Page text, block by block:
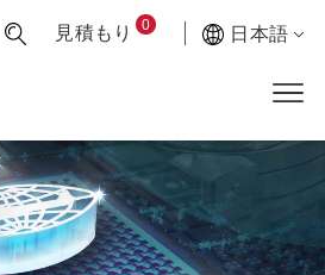
見積もり 0 日本語